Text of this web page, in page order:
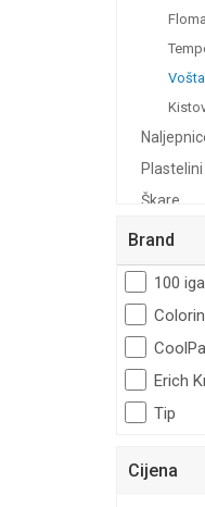
Škare
Ljepila
Pisaći
Gumice i
Ostali
Akcija
Brand
100
Erich
Tip
Cijena